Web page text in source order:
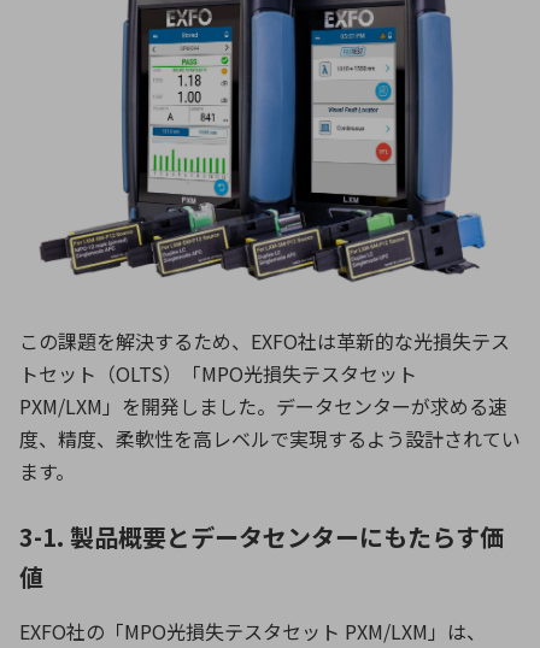
この課題を解決するため、EXFO社は革新的な光損失テス
トセット（OLTS）「MPO光損失テスタセット
PXM/LXM」を開発しました。データセンターが求める速
度、精度、柔軟性を高レベルで実現するよう設計されてい
ます。
3-1. 製品概要とデータセンターにもたらす価
値
EXFO社の「MPO光損失テスタセット PXM/LXM」は、